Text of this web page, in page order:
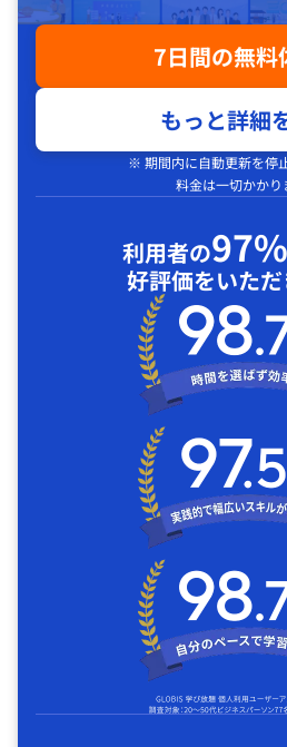
7日間の無料
もっと詳細
※ 期間内に自動更新を停
料金は一切かかり
利用者の97%
好評価をいた